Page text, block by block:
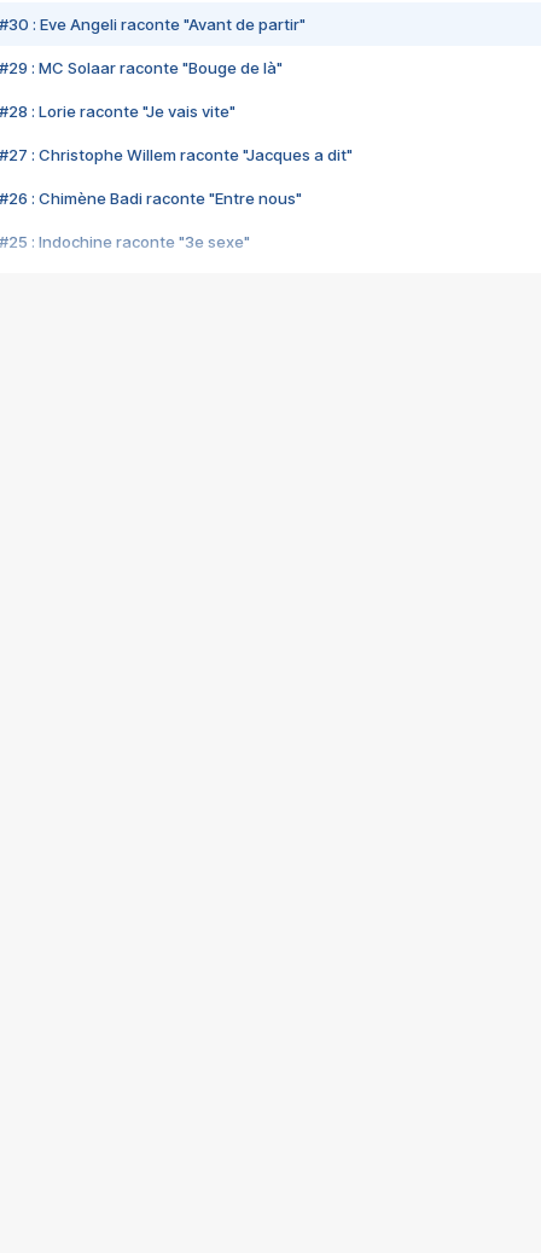
#30 : Eve Angeli raconte "Avant de partir"
#29 : MC Solaar raconte "Bouge de là"
#28 : Lorie raconte "Je vais vite"
#27 : Christophe Willem raconte "Jacques a dit"
#26 : Chimène Badi raconte "Entre nous"
#25 : Indochine raconte "3e sexe"